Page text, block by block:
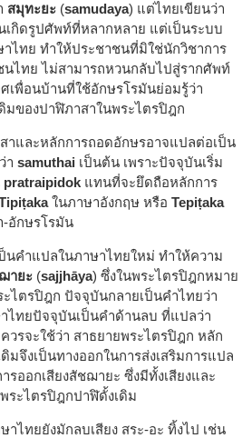
สมุทะยะ (samudaya) แต่ไทยเขียนว่า
กิดรูปศัพท์ที่หลากหลาย แต่เป็นระบบ
ไทย ทำให้ประชาชนที่มิใช่นักวิชาการ
นไทย ไม่สามารถหวนกลับไปสู่รากศัพท์
เพื่อนบ้านที่ใช้อักษรโรมันย่อมรู้ว่า
มของปาฬิภาสาในพระไตรปิฎก
าและหลักการถอดอักษรอาจแปลต่อเป็น
า samuthai เป็นต้น เพราะปัจจุบันเริ่ม
pratraipidok แทนที่จะยึดถือหลักการ
ในภาษาอังกฤษ หรือ Tepiṭaka
อักษรโรมัน
ป็นคำแปลในภาษาไทยใหม่ ทำให้ความ
ายะ (sajjhāya) ซึ่งในพระไตรปิฎกหมาย
ะไตรปิฎก ปัจจุบันกลายเป็นคำไทยว่า
ไทยปัจจุบันเป็นคำด้านลบ ที่แปลว่า
วรจะใช้ว่า สาธยายพระไตรปิฎก หลัก
มจึงเป็นทางออกในการส่งเสริมการแปล
รออกเสียงสัชฌายะ ซึ่งมีทั้งเสียงและ
ระไตรปิฎกปาฬิดั้งเดิม
ไทยยังมักลบเสียง สระ-อะ ทิ้งไป เช่น